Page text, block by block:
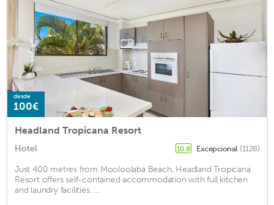
desde
100€
Headland Tropicana Resort
Hotel 10,8 Excepcional (1128)
Just 400 metres from Mooloolaba Beach, Headland Tropicana
Resort offers self-contained accommodation with full kitchen
and laundry facilities. ...